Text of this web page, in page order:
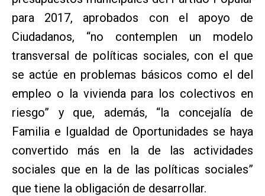
para 2017, aprobados con el apoyo de
Ciudadanos, “no contemplen un modelo
transversal de políticas sociales, con el que
se actúe en problemas básicos como el del
empleo o la vivienda para los colectivos en
riesgo” y que, además, “la concejalía de
Familia e Igualdad de Oportunidades se haya
convertido más en la de las actividades
sociales que en la de las políticas sociales”
que tiene la obligación de desarrollar.